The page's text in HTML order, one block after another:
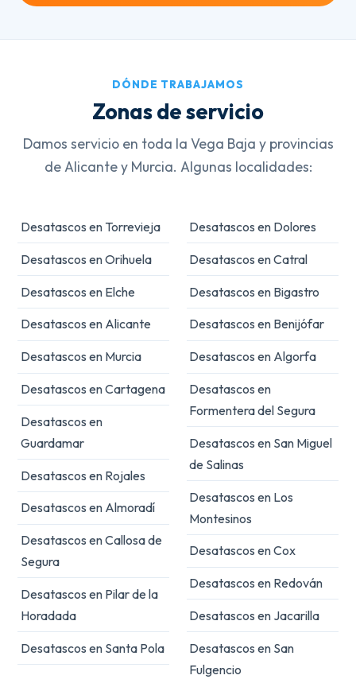
DÓNDE TRABAJAMOS
Zonas de servicio
Damos servicio en toda la Vega Baja y provincias
de Alicante y Murcia. Algunas localidades:
Desatascos en Torrevieja
Desatascos en Orihuela
Desatascos en Elche
Desatascos en Alicante
Desatascos en Murcia
Desatascos en Cartagena
Desatascos en
Guardamar
Desatascos en Rojales
Desatascos en Almoradí
Desatascos en Callosa de
Segura
Desatascos en Pilar de la
Horadada
Desatascos en Santa Pola
Desatascos en Dolores
Desatascos en Catral
Desatascos en Bigastro
Desatascos en Benijófar
Desatascos en Algorfa
Desatascos en
Formentera del Segura
Desatascos en San Miguel
de Salinas
Desatascos en Los
Montesinos
Desatascos en Cox
Desatascos en Redován
Desatascos en Jacarilla
Desatascos en San
Fulgencio